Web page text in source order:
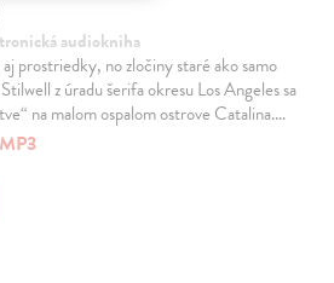
audiokniha
prostriedky, no zločiny staré ako samo
z úradu šerifa okresu Los Angeles sa
na malom ospalom ostrove Catalina.…
MP3